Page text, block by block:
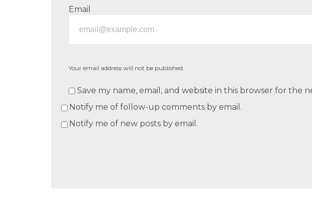
Email
Your email address will not be published.
Save my name, email, and website in this browser for the
Notify me of follow-up comments by email.
Notify me of new posts by email.